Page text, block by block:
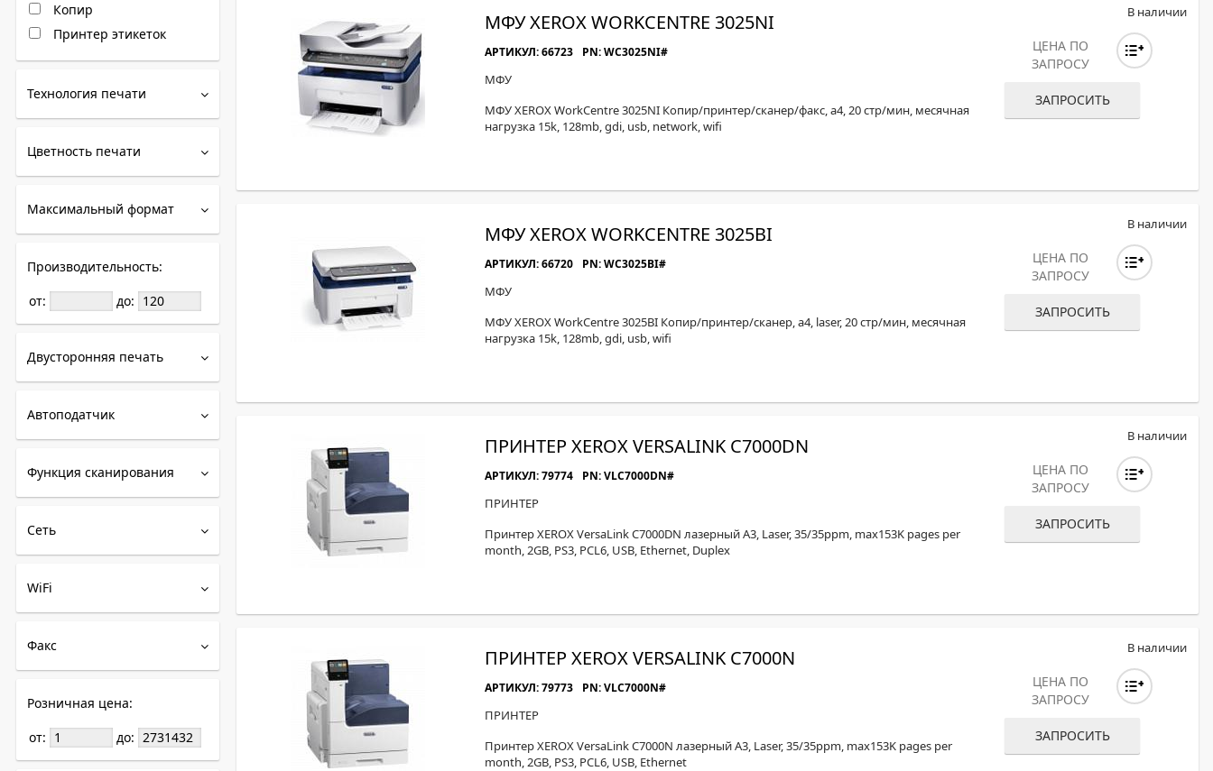
Копир
Принтер этикеток
Технология печати
Цветность печати
Максимальный формат
Производительность:
от:
до:
Двусторонняя печать
Автоподатчик
Функция сканирования
Сеть
WiFi
Факс
Розничная цена:
от:
до:
МФУ XEROX WORKCENTRE 3025NI
АРТИКУЛ: 66723 PN: WC3025NI#
МФУ
МФУ XEROX WorkCentre 3025NI Копир/принтер/сканер/факс, a4, 20 стр/мин, месячная
нагрузка 15k, 128mb, gdi, usb, network, wifi
В наличии
ЦЕНА ПО
ЗАПРОСУ
ЗАПРОСИТЬ
МФУ XEROX WORKCENTRE 3025BI
АРТИКУЛ: 66720 PN: WC3025BI#
МФУ
МФУ XEROX WorkCentre 3025BI Копир/принтер/сканер, a4, laser, 20 стр/мин, месячная
нагрузка 15k, 128mb, gdi, usb, wifi
В наличии
ЦЕНА ПО
ЗАПРОСУ
ЗАПРОСИТЬ
ПРИНТЕР XEROX VERSALINK C7000DN
АРТИКУЛ: 79774 PN: VLC7000DN#
ПРИНТЕР
Принтер XEROX VersaLink C7000DN лазерный A3, Laser, 35/35ppm, max153K pages per
month, 2GB, PS3, PCL6, USB, Ethernet, Duplex
В наличии
ЦЕНА ПО
ЗАПРОСУ
ЗАПРОСИТЬ
ПРИНТЕР XEROX VERSALINK C7000N
АРТИКУЛ: 79773 PN: VLC7000N#
ПРИНТЕР
Принтер XEROX VersaLink C7000N лазерный A3, Laser, 35/35ppm, max153K pages per
month, 2GB, PS3, PCL6, USB, Ethernet
В наличии
ЦЕНА ПО
ЗАПРОСУ
ЗАПРОСИТЬ